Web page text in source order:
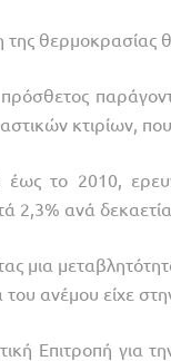
θερμοκρασίας
κτιρίων,
το 2010,
2,3% ανά
μια
του ανέμου είχε
Επιτροπή για